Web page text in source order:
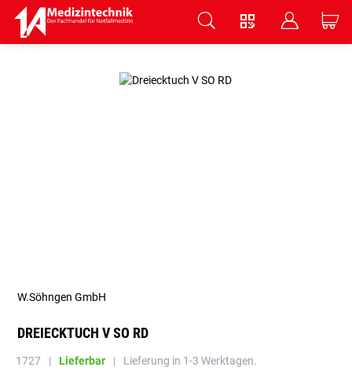
V B C
DREIECKTUCH V SO RD
W.Söhngen GmbH
1727 | Lieferbar | Lieferung in 1-3 Werktagen.